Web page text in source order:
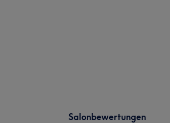
Salonbewertungen